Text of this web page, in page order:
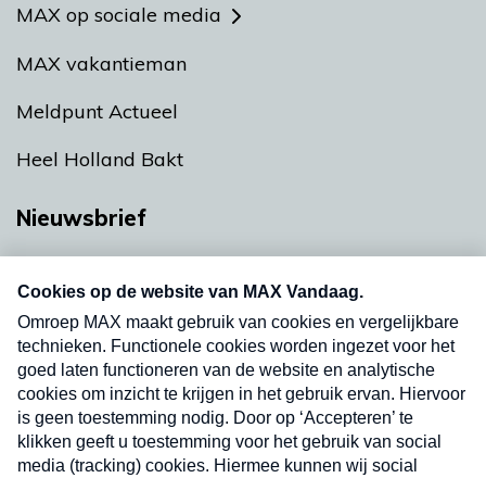
MAX op sociale media
MAX vakantieman
Meldpunt Actueel
Heel Holland Bakt
Nieuwsbrief
nieuwsbrief. Elke vrijdag- en dinsdagochtend in
uw mailbox.
Verzend